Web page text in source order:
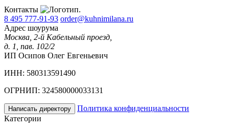
Контакты
8 495 777-91-93 order@kuhnimilana.ru
Адрес шоурума
Москва, 2-й Кабельный проезд,
д. 1, пав. 102/2
ИП Осипов Олег Евгеньевич
ИНН: 580313591490
ОГРНИП: 324580000033131
Написать директору
Политика конфиденциальности
Категории